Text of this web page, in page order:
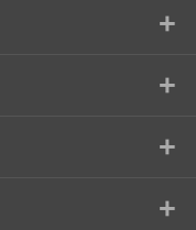
+
+
+
+